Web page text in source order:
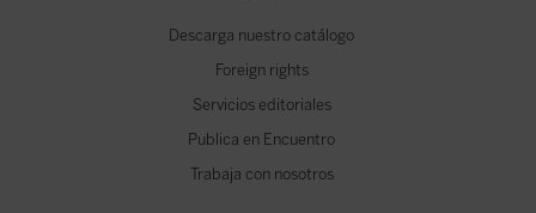
Descarga nuestro catálogo
Foreign rights
Servicios editoriales
Publica en Encuentro
Trabaja con nosotros